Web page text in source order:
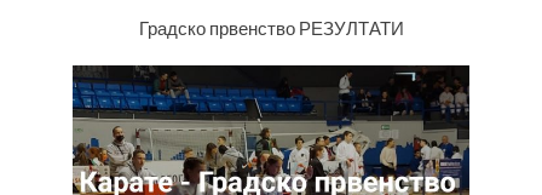
Градско првенство РЕЗУЛТАТИ